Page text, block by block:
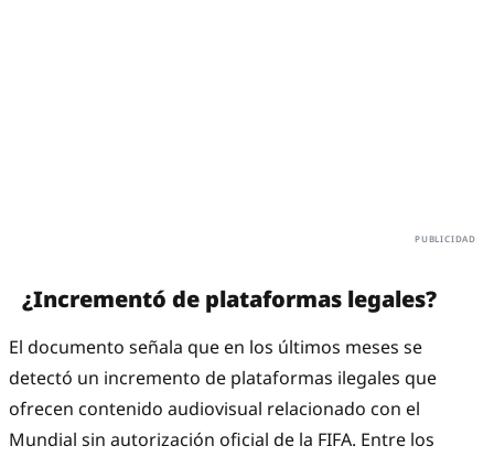
¿Incrementó de plataformas legales?
El documento señala que en los últimos meses se
detectó un incremento de plataformas ilegales que
ofrecen contenido audiovisual relacionado con el
Mundial sin autorización oficial de la FIFA. Entre los